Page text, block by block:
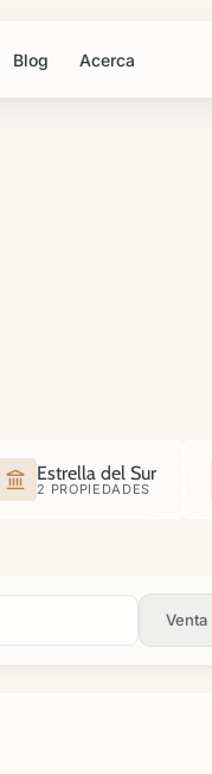
Blog Acerca
Estrella del Sur
2 PROPIEDADES
Venta